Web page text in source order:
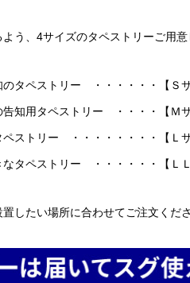
う、4サイズのタペストリーご用意
のタペストリー ・・・・・・【Ｓ
告知用タペストリー ・・・・【Ｍ
ペストリー ・・・・・・・・【Ｌ
なタペストリー ・・・・・・【Ｌ
したい場所に合わせてご注文くださ